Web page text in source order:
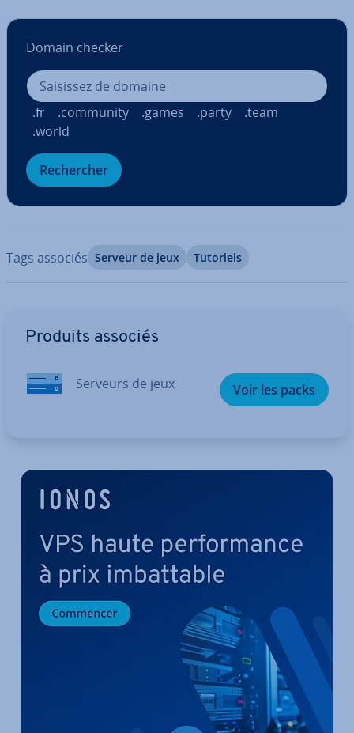
Domain checker
.fr .community .games .party
.team
.world
Re­cher­cher
Tags associés Serveur de jeux Tutoriels
Produits associés
Serveurs de jeux Voir les packs